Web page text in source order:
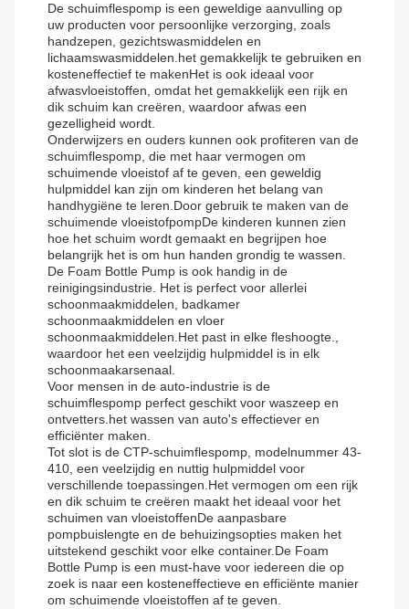
De schuimflespomp is een geweldige aanvulling op
uw producten voor persoonlijke verzorging, zoals
handzepen, gezichtswasmiddelen en
lichaamswasmiddelen.het gemakkelijk te gebruiken en
kosteneffectief te makenHet is ook ideaal voor
afwasvloeistoffen, omdat het gemakkelijk een rijk en
dik schuim kan creëren, waardoor afwas een
gezelligheid wordt.
Onderwijzers en ouders kunnen ook profiteren van de
schuimflespomp, die met haar vermogen om
schuimende vloeistof af te geven, een geweldig
hulpmiddel kan zijn om kinderen het belang van
handhygiëne te leren.Door gebruik te maken van de
schuimende vloeistofpompDe kinderen kunnen zien
hoe het schuim wordt gemaakt en begrijpen hoe
belangrijk het is om hun handen grondig te wassen.
De Foam Bottle Pump is ook handig in de
reinigingsindustrie. Het is perfect voor allerlei
schoonmaakmiddelen, badkamer
schoonmaakmiddelen en vloer
schoonmaakmiddelen.Het past in elke fleshoogte.,
waardoor het een veelzijdig hulpmiddel is in elk
schoonmaakarsenaal.
Voor mensen in de auto-industrie is de
schuimflespomp perfect geschikt voor waszeep en
ontvetters.het wassen van auto's effectiever en
efficiënter maken.
Tot slot is de CTP-schuimflespomp, modelnummer 43-
410, een veelzijdig en nuttig hulpmiddel voor
verschillende toepassingen.Het vermogen om een rijk
en dik schuim te creëren maakt het ideaal voor het
schuimen van vloeistoffenDe aanpasbare
pompbuislengte en de behuizingsopties maken het
uitstekend geschikt voor elke container.De Foam
Bottle Pump is een must-have voor iedereen die op
zoek is naar een kosteneffectieve en efficiënte manier
om schuimende vloeistoffen af te geven.